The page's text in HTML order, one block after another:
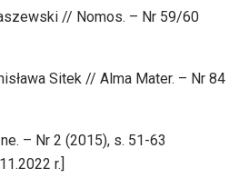
// Nomos. – Nr 59/60
Sitek // Alma Mater. – Nr 84
– Nr 2 (2015), s. 51-63
r.]